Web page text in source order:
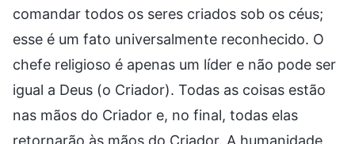
comandar todos os seres criados sob os céus;
esse é um fato universalmente reconhecido. O
chefe religioso é apenas um líder e não pode ser
igual a Deus (o Criador). Todas as coisas estão
nas mãos do Criador e, no final, todas elas
retornarão às mãos do Criador. A humanidade